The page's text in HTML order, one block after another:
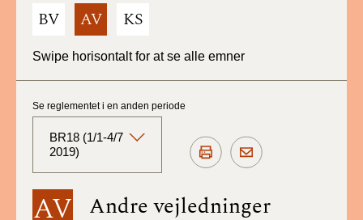
BV AV KS
Swipe horisontalt for at se alle emner
AV Andre vejledninger
Se reglementet i en anden periode
BR18 (1/1-4/7
2019)
BR18 (Aktuelt)